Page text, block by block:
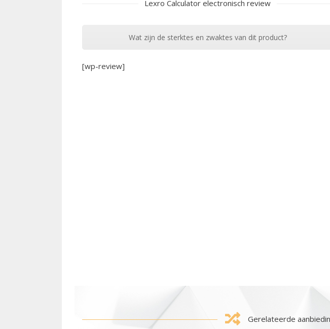
Lexro Calculator electronisch review
Wat zijn de sterktes en zwaktes van dit product?
[wp-review]
Gerelateerde